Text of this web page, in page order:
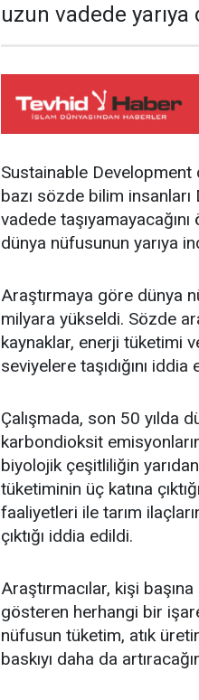
uzun vadede
Sustainable Development
bazı sözde bilim insanları
vadede
dünya nüfusunun yarıya
Araştırmaya göre dünya
milyara yükseldi. Sözde
kaynaklar, enerji tüketimi
seviyelere taşıdığını iddia
Çalışmada, son 50 yılda
karbondioksit
biyolojik çeşitliliğin
tüketiminin üç katına
faaliyetleri ile tarım
çıktığı iddia edildi.
Araştırmacılar, kişi
gösteren herhangi bir
nüfusun tüketim, atık
baskıyı daha da